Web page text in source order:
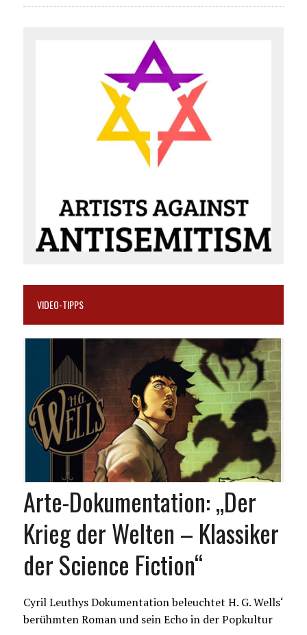
VIDEO-TIPPS
Arte-Dokumentation: „Der
Krieg der Welten – Klassiker
der Science Fiction“
Cyril Leuthys Dokumentation beleuchtet H. G. Wells‘
berühmten Roman und sein Echo in der Popkultur